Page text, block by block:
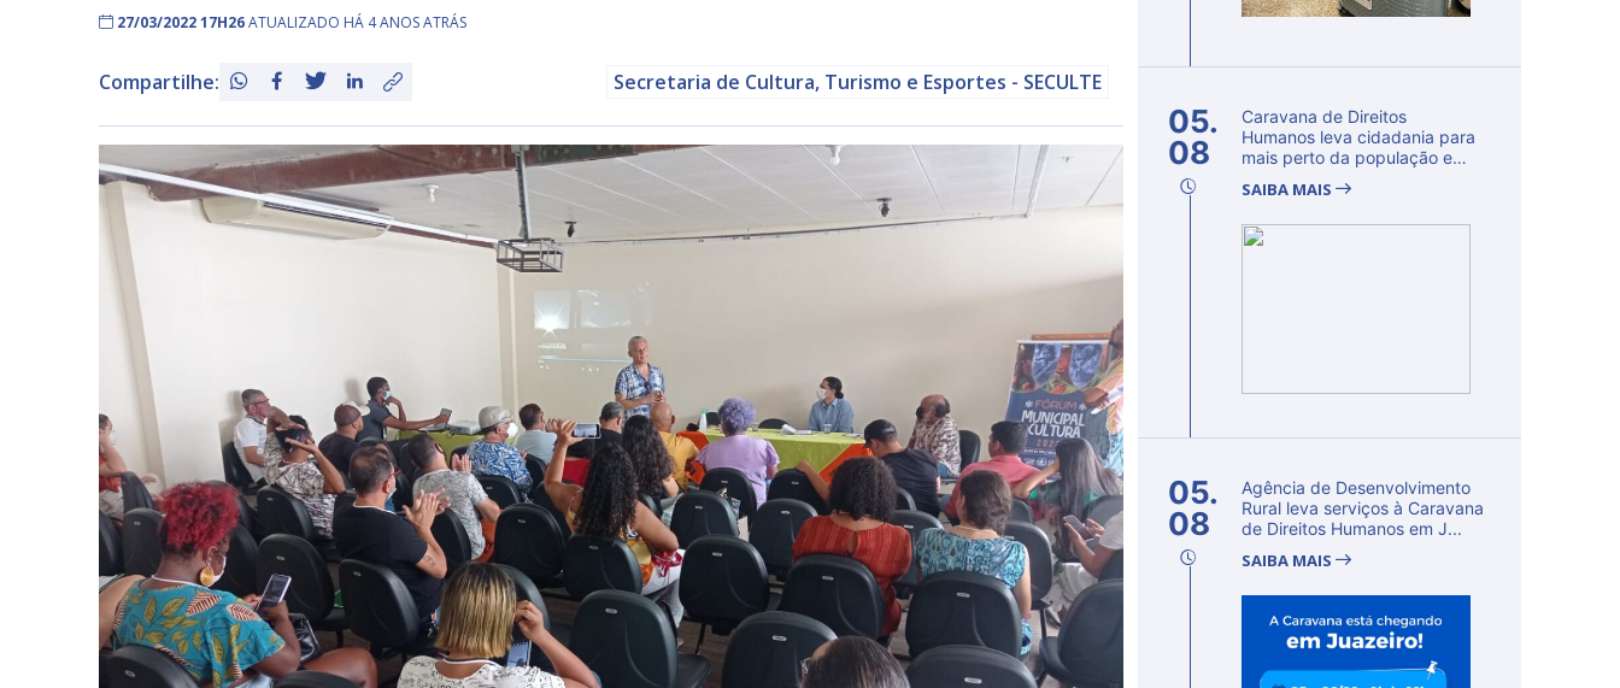
27/03/2022 17H26ATUALIZADO HÁ 4 ANOS ATRÁS
Compartilhe: Secretaria de Cultura, Turismo e Esportes - SECULTE
05.
08
Caravana de Direitos
Humanos leva cidadania para
mais perto da população e
SAIBA MAIS
05.
08
Agência de Desenvolvimento
Rural leva serviços à Caravana
de Direitos Humanos em J...
SAIBA MAIS